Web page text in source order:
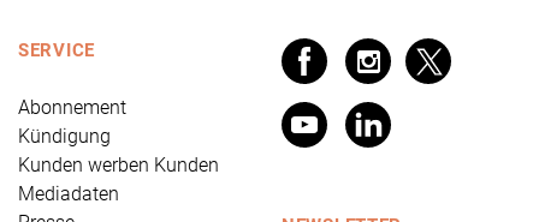
SERVICE
Abonnement
Kündigung
Kunden werben Kunden
Mediadaten